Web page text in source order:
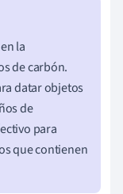
la
de carbón.
datar objetos
de
para
que contienen